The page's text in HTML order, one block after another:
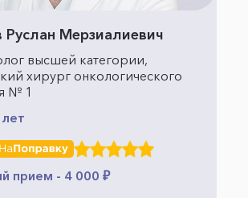
Мерзиалиевич
высшей категории,
хирург онкологического
№ 1
прием - 4 000 ₽